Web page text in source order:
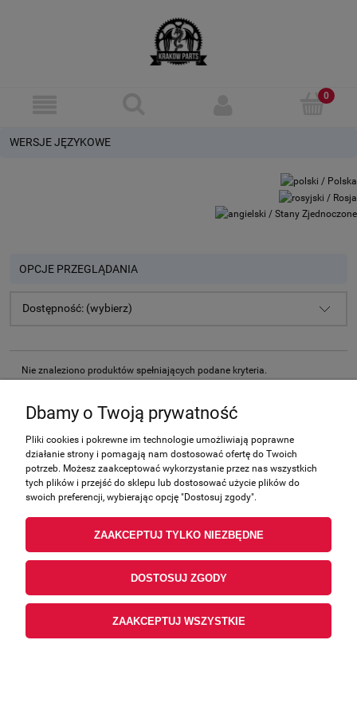
WERSJE JĘZYKOWE
OPCJE PRZEGLĄDANIA
Dostępność: (wybierz)
Nie znaleziono produktów spełniających podane kryteria.
Zakupy
Pomoc
Moje konto
Informacje
Dbamy o Twoją prywatność
Pliki cookies i pokrewne im technologie umożliwiają poprawne
działanie strony i pomagają nam dostosować ofertę do Twoich
potrzeb. Możesz zaakceptować wykorzystanie przez nas wszystkich
tych plików i przejść do sklepu lub dostosować użycie plików do
swoich preferencji, wybierając opcję "Dostosuj zgody".
ZAAKCEPTUJ TYLKO NIEZBĘDNE
DOSTOSUJ ZGODY
ZAAKCEPTUJ WSZYSTKIE